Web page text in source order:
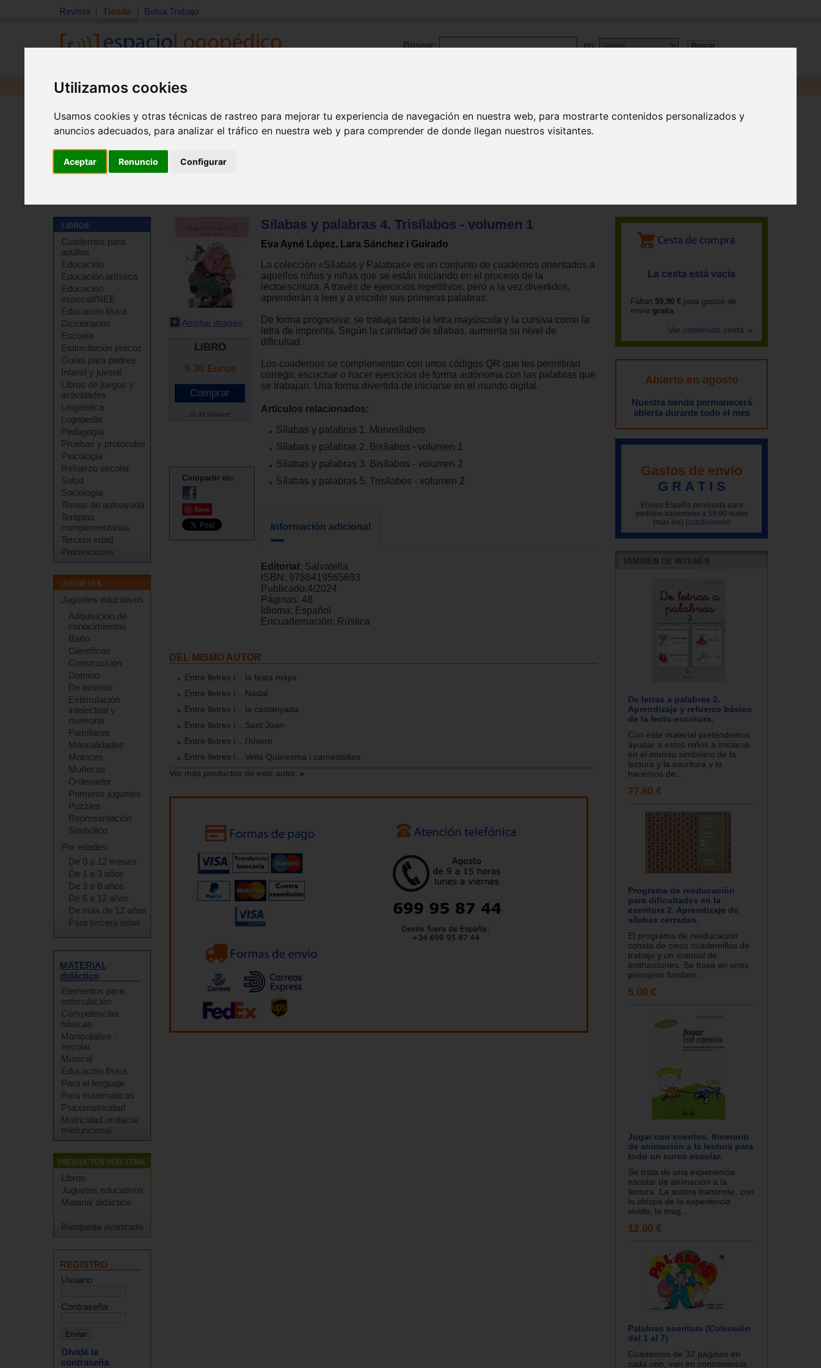
Utilizamos cookies
Usamos cookies y otras técnicas de rastreo para mejorar tu experiencia de navegación en nuestra web, para mostrarte contenidos personalizados y
anuncios adecuados, para analizar el tráfico en nuestra web y para comprender de donde llegan nuestros visitantes.
Aceptar Renuncio Configurar
Revista Tienda Bolsa Trabajo
Buscar: en:
Revista Libros Material
Cuadernos para
adultos
Educación
Educación artística
Educación
especial/NEE
Educación física
Diccionarios
Escuela
Estimulación precoz
Guías para padres
Infantil y juvenil
Libros de juegos y
actividades
Lingüística
Logopedia
Pedagogía
Pruebas y protocolos
Psicología
Refuerzo escolar
Salud
Sociología
Temas de autoayuda
Terapias
complementarias
Tercera edad
Promociones
Juguetes educativos
Adquisición de
conocimientos
Baño
Científicos
Construcción
Dominó
De exterior
Estimulación
intelectual y
memoria
Familiares
Manualidades
Motrices
Muñecos
Ordenador
Primeros juguetes
Puzzles
Representación
Simbólico
Por edades:
De 0 a 12 meses
De 1 a 3 años
De 3 a 6 años
De 6 a 12 años
De más de 12 años
Para tercera edad
MATERIAL
didáctico
Elementos para
estimulación
Competencias
básicas
Manipulativo -
escolar
Musical
Educación física
Para el lenguaje
Para matemáticas
Psicomotricidad
Motricidad orofacial
miofuncional
Libros
Juguetes educativos
Material didáctico
Busqueda avanzada
REGISTRO
Usuario
Contraseña
Olvidé la
contraseña
Ampliar imagen
LIBRO
9.30 Euros
10.30 Dólares*
Compartir en:
Save
Sílabas y palabras 4. Trisílabos - volumen 1
Eva Ayné López, Lara Sánchez i Guirado
La colección «Sílabas y Palabras» es un conjunto de cuadernos orientados a
aquellos niños y niñas que se están iniciando en el proceso de la
lectoescritura. A través de ejercicios repetitivos, pero a la vez divertidos,
aprenderán a leer y a escribir sus primeras palabras.
De forma progresiva, se trabaja tanto la letra mayúscula y la cursiva como la
letra de imprenta. Según la cantidad de sílabas, aumenta su nivel de
dificultad.
Los cuadernos se complementan con unos códigos QR que les permitirán
corregir, escuchar o hacer ejercicios de forma autónoma con las palabras que
se trabajan. Una forma divertida de iniciarse en el mundo digital.
Artículos relacionados:
Sílabas y palabras 1. Monosílabos
Sílabas y palabras 2. Bisílabos - volumen 1
Sílabas y palabras 3. Bisílabos - volumen 2
Sílabas y palabras 5. Trisílabos - volumen 2
Información adicional
Editorial: Salvatella
ISBN: 9788419565693
Publicado:4/2024
Páginas: 48
Idioma: Español
Encuadernación: Rústica
DEL MISMO AUTOR
Entre lletres i... la festa major
Entre lletres i... Nadal
Entre lletres i... la castanyada
Entre lletres i... Sant Joan
Entre lletres i... l'hivern
Entre lletres i... Vella Quaresma i carnestoltes
Ver más productos de este autor
La cesta está vacía
Faltan 59,90 € para gastos de
envío gratis
Ver contenido cesta
Abierto en agosto
Nuestra tienda permanecerá
abierta durante todo el mes
Gastos de envío
G R A T I S
Envíos España península para
pedidos superiores a 59,90 euros
(más iva) (condiciones)
De letras a palabras 2.
Aprendizaje y refuerzo básico
de la lecto-escritura.
Con este material pretendemos
ayudar a estos niños a iniciarse
en el mundo simbólico de la
lectura y la escritura y lo
hacemos de...
27.60 €
Programa de reeducación
para dificultades en la
escritura 2. Aprendizaje de
sílabas cerradas.
El programa de reeducación
consta de cinco cuadernillos de
trabajo y un manual de
instrucciones. Se basa en unos
principios fundam...
5.00 €
Jugar con cuentos. Itinerario
de animación a la lectura para
todo un curso escolar.
Se trata de una experiencia
escolar de animación a la
lectura. La autora transmite, con
la chispa de la experiencia
vivida, la mag...
12.00 €
Palabras escritura (Colección
del 1 al 7)
Cuadernos de 32 páginas en
cada uno, van en consonancia